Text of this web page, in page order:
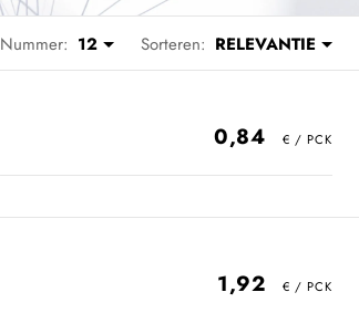
Nummer: 12 Sorteren: RELEVANTIE
0,84
1,92